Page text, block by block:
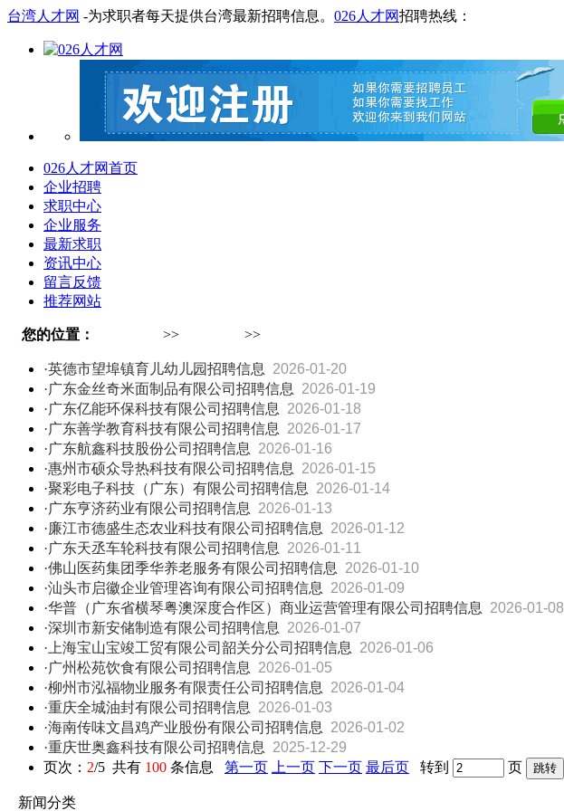
台湾人才网 -为求职者每天提供台湾最新招聘信息。 026人才网招聘热线：
026人才网首页
企业招聘
求职中心
企业服务
最新求职
资讯中心
留言反馈
推荐网站
您的位置： >> >>
·英德市望埠镇育儿幼儿园招聘信息
2026-01-20
·广东金丝奇米面制品有限公司招聘信息
2026-01-19
·广东亿能环保科技有限公司招聘信息
2026-01-18
·广东善学教育科技有限公司招聘信息
2026-01-17
·广东航鑫科技股份公司招聘信息
2026-01-16
·惠州市硕众导热科技有限公司招聘信息
2026-01-15
·聚彩电子科技（广东）有限公司招聘信息
2026-01-14
·广东亨济药业有限公司招聘信息
2026-01-13
·廉江市德盛生态农业科技有限公司招聘信息
2026-01-12
·广东天丞车轮科技有限公司招聘信息
2026-01-11
·佛山医药集团季华养老服务有限公司招聘信息
2026-01-10
·汕头市启徽企业管理咨询有限公司招聘信息
2026-01-09
·华普（广东省横琴粤澳深度合作区）商业运营管理有限公司招聘信息
2026-01-08
·深圳市新安储制造有限公司招聘信息
2026-01-07
·上海宝山宝竣工贸有限公司韶关分公司招聘信息
2026-01-06
·广州松苑饮食有限公司招聘信息
2026-01-05
·柳州市泓福物业服务有限责任公司招聘信息
2026-01-04
·重庆全城油封有限公司招聘信息
2026-01-03
·海南传味文昌鸡产业股份有限公司招聘信息
2026-01-02
·重庆世奥鑫科技有限公司招聘信息
2025-12-29
页次： 2/5 共有 100 条信息 第一页 上一页 下一页 最后页 转到 页
新闻分类